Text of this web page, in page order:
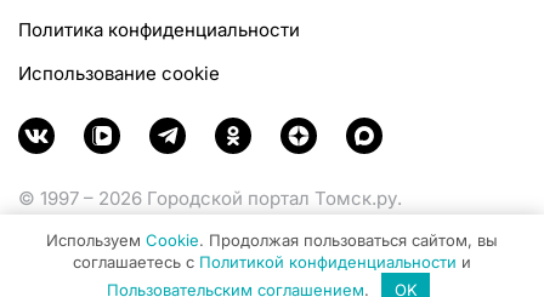
Политика конфиденциальности
Использование cookie
© 1997 – 2026 Городской портал Томск.ру.
Министерства цифрового развития, связи и массовых
коммуникаций Российской Федерации.
Используем Cookie. Продолжая пользоваться сайтом, вы
соглашаетесь с Политикой конфиденциальности и
Пользовательским соглашением. OK